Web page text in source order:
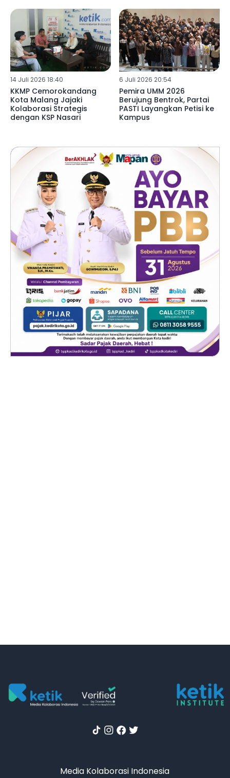
14 Juli 2026 18:40
KKMP Cemorokandang
Kota Malang Jajaki
Kolaborasi Strategis
dengan KSP Nasari
6 Juli 2026 20:54
Pemira UMM 2026
Berujung Bentrok, Partai
PASTI Layangkan Petisi ke
Kampus
Media Kolaborasi Indonesia